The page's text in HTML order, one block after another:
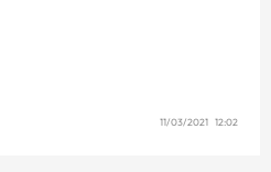
11/03/2021 12:02